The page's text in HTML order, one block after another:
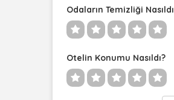
Odaların Temizliği
Otelin Konumu Nasıldı?